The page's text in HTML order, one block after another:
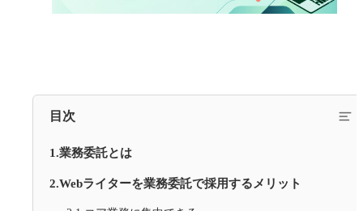
目次
1.業務委託とは
2.Webライターを業務委託で採用するメリット